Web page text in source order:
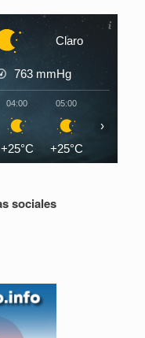
Claro
763 mmHg
04:00
+25°C
05:00
+25°C
›
sociales